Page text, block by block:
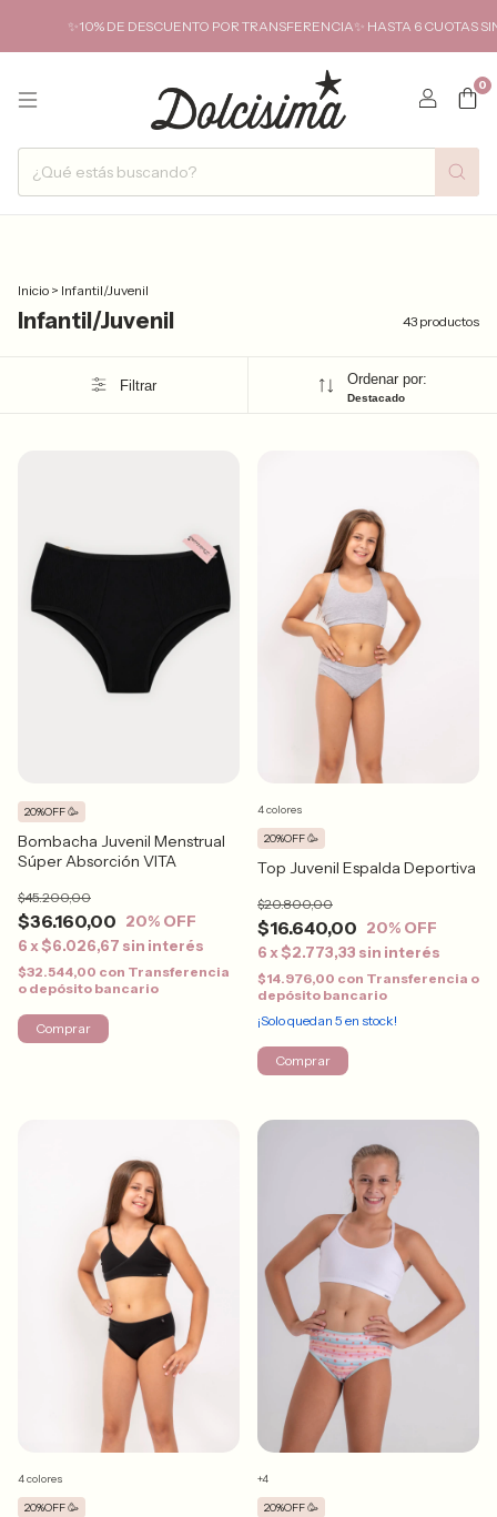
DESCUENTO POR TRANSFERENCIA✨ HASTA 6 CUOTAS SIN INTERÉS Y SIN
0
Inicio > Infantil/Juvenil
Infantil/Juvenil 43 productos
Filtrar Ordenar por:
Destacado
Bombacha Juvenil Menstrual
Súper Absorción VITA
$36.160,00
$45.200,00
20% OFF
6 x$6.026,67 sin interés
20%OFF 🥳
$32.544,00 con Transferencia
o depósito bancario
Comprar
Top Juvenil Espalda Deportiva
$16.640,00
$20.800,00
20% OFF
6 x$2.773,33 sin interés
20%OFF 🥳
$14.976,00 con Transferencia o
depósito bancario
¡Solo quedan 5 en stock!
4 colores
Comprar
20%OFF 🥳
4 colores
20%OFF 🥳
+4